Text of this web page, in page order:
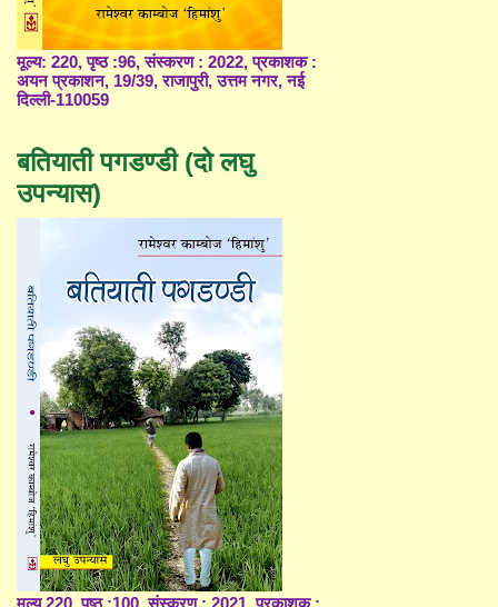
मूल्य: 220, पृष्ठ :96, संस्करण : 2022, प्रकाशक :
अयन प्रकाशन, 19/39, राजापुरी, उत्तम नगर, नई
दिल्ली-110059
बतियाती पगडण्डी (दो लघु
उपन्यास)